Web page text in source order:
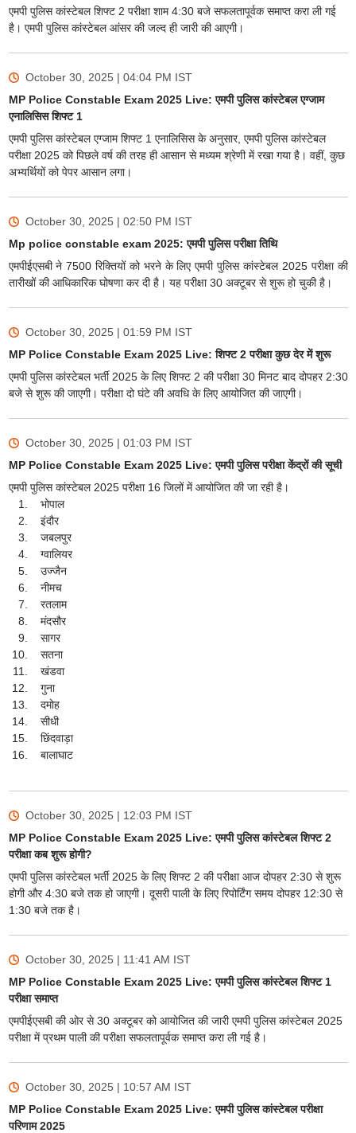
एमपी पुलिस कांस्टेबल शिफ्ट 2 परीक्षा शाम 4:30 बजे सफलतापूर्वक समाप्त करा ली गई
है। एमपी पुलिस कांस्टेबल आंसर की जल्द ही जारी की आएगी।
October 30, 2025 | 04:04 PM IST
MP Police Constable Exam 2025 Live: एमपी पुलिस कांस्टेबल एग्जाम
एनालिसिस शिफ्ट 1
एमपी पुलिस कांस्टेबल एग्जाम शिफ्ट 1 एनालिसिस के अनुसार, एमपी पुलिस कांस्टेबल
परीक्षा 2025 को पिछले वर्ष की तरह ही आसान से मध्यम श्रेणी में रखा गया है। वहीं, कुछ
अभ्यर्थियों को पेपर आसान लगा।
October 30, 2025 | 02:50 PM IST
Mp police constable exam 2025: एमपी पुलिस परीक्षा तिथि
एमपीईएसबी ने 7500 रिक्तियों को भरने के लिए एमपी पुलिस कांस्टेबल 2025 परीक्षा की
तारीखों की आधिकारिक घोषणा कर दी है। यह परीक्षा 30 अक्टूबर से शुरू हो चुकी है।
October 30, 2025 | 01:59 PM IST
MP Police Constable Exam 2025 Live: शिफ्ट 2 परीक्षा कुछ देर में शुरू
एमपी पुलिस कांस्टेबल भर्ती 2025 के लिए शिफ्ट 2 की परीक्षा 30 मिनट बाद दोपहर 2:30
बजे से शुरू की जाएगी। परीक्षा दो घंटे की अवधि के लिए आयोजित की जाएगी।
October 30, 2025 | 01:03 PM IST
MP Police Constable Exam 2025 Live: एमपी पुलिस परीक्षा केंद्रों की सूची
एमपी पुलिस कांस्टेबल 2025 परीक्षा 16 जिलों में आयोजित की जा रही है।
भोपाल
इंदौर
जबलपुर
ग्वालियर
उज्जैन
नीमच
रतलाम
मंदसौर
सागर
सतना
खंडवा
गुना
दमोह
सीधी
छिंदवाड़ा
बालाघाट
October 30, 2025 | 12:03 PM IST
MP Police Constable Exam 2025 Live: एमपी पुलिस कांस्टेबल शिफ्ट 2
परीक्षा कब शुरू होगी?
एमपी पुलिस कांस्टेबल भर्ती 2025 के लिए शिफ्ट 2 की परीक्षा आज दोपहर 2:30 से शुरू
होगी और 4:30 बजे तक हो जाएगी। दूसरी पाली के लिए रिपोर्टिंग समय दोपहर 12:30 से
1:30 बजे तक है।
October 30, 2025 | 11:41 AM IST
MP Police Constable Exam 2025 Live: एमपी पुलिस कांस्टेबल शिफ्ट 1
परीक्षा समाप्त
एमपीईएसबी की ओर से 30 अक्टूबर को आयोजित की जारी एमपी पुलिस कांस्टेबल 2025
परीक्षा में प्रथम पाली की परीक्षा सफलतापूर्वक समाप्त करा ली गई है।
October 30, 2025 | 10:57 AM IST
MP Police Constable Exam 2025 Live: एमपी पुलिस कांस्टेबल परीक्षा
परिणाम 2025